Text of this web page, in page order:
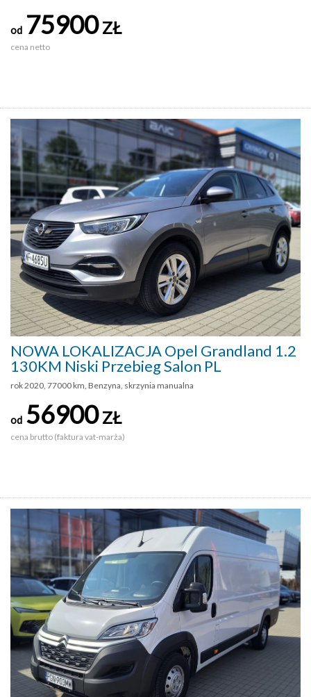
od 75900ZŁ
cena netto
NOWA LOKALIZACJA Opel Grandland 1.2
130KM Niski Przebieg Salon PL
rok 2020, 77000 km, Benzyna, skrzynia manualna
od 56900ZŁ
cena brutto (faktura vat-marża)